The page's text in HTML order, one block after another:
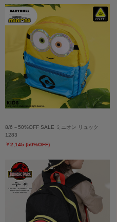
8/6～50%OFF SALE ミニオン リュック
1283
￥2,145 (50%OFF)